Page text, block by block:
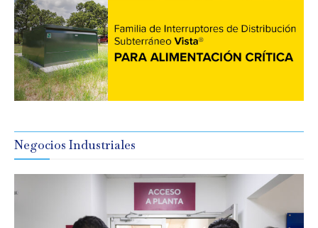
Negocios Industriales